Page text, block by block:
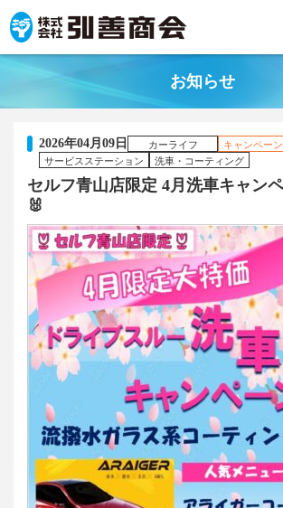
お知らせ
2026年04月09日 カーライフ
キャンペー
サービスステーション
洗車・コーティング
セルフ青山店限定 4月洗車キャン
🐰